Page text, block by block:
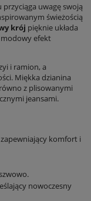
uwagę swoją
świeżością
krój pięknie układa
modowy efekt
i ramion, a
Miękka dzianina
z plisowanymi
jeansami.
komfort i
nowoczesny